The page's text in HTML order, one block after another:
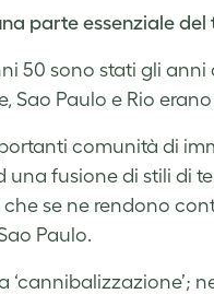
parte essenziale
50 sono stati gli anni
Sao Paulo e Rio
comunità di
fusione di stili di
se ne rendono
Paulo.